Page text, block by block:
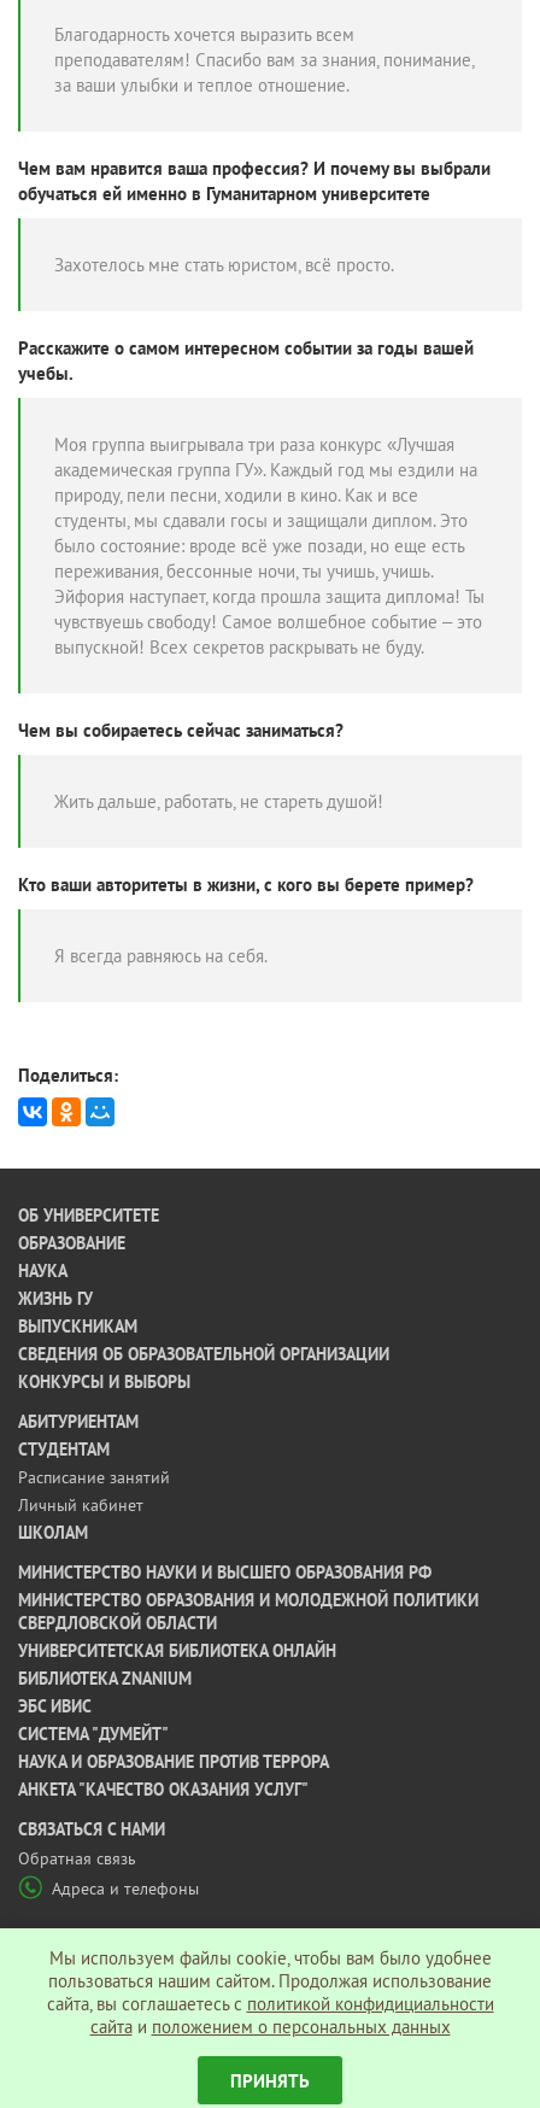
Благодарность хочется выразить всем
преподавателям! Спасибо вам за знания, понимание,
за ваши улыбки и теплое отношение.
Чем вам нравится ваша профессия? И почему вы выбрали
обучаться ей именно в Гуманитарном университете
Захотелось мне стать юристом, всё просто.
Расскажите о самом интересном событии за годы вашей
учебы.
Моя группа выигрывала три раза конкурс «Лучшая
академическая группа ГУ». Каждый год мы ездили на
природу, пели песни, ходили в кино. Как и все
студенты, мы сдавали госы и защищали диплом. Это
было состояние: вроде всё уже позади, но еще есть
переживания, бессонные ночи, ты учишь, учишь.
Эйфория наступает, когда прошла защита диплома! Ты
чувствуешь свободу! Самое волшебное событие – это
выпускной! Всех секретов раскрывать не буду.
Чем вы собираетесь сейчас заниматься?
Жить дальше, работать, не стареть душой!
Кто ваши авторитеты в жизни, с кого вы берете пример?
Я всегда равняюсь на себя.
Поделиться:
ОБ УНИВЕРСИТЕТЕ
ОБРАЗОВАНИЕ
НАУКА
ЖИЗНЬ ГУ
ВЫПУСКНИКАМ
СВЕДЕНИЯ ОБ ОБРАЗОВАТЕЛЬНОЙ ОРГАНИЗАЦИИ
КОНКУРСЫ И ВЫБОРЫ
АБИТУРИЕНТАМ
СТУДЕНТАМ
Расписание занятий
Личный кабинет
ШКОЛАМ
МИНИСТЕРСТВО НАУКИ И ВЫСШЕГО ОБРАЗОВАНИЯ РФ
МИНИСТЕРСТВО ОБРАЗОВАНИЯ И МОЛОДЕЖНОЙ ПОЛИТИКИ
СВЕРДЛОВСКОЙ ОБЛАСТИ
УНИВЕРСИТЕТСКАЯ БИБЛИОТЕКА ОНЛАЙН
БИБЛИОТЕКА ZNANIUM
ЭБС ИВИС
СИСТЕМА "ДУМЕЙТ"
НАУКА И ОБРАЗОВАНИЕ ПРОТИВ ТЕРРОРА
АНКЕТА "КАЧЕСТВО ОКАЗАНИЯ УСЛУГ"
CВЯЗАТЬСЯ С НАМИ
Обратная связь
Адреса и телефоны
Политика конфиденциальности
© АНО ВО «Гуманитарный университет», 2026 г.
Мы используем файлы cookie, чтобы вам было удобнее
пользоваться нашим сайтом. Продолжая использование
сайта, вы соглашаетесь c политикой конфидициальности
сайтаи положением о персональных данных
ПРИНЯТЬ